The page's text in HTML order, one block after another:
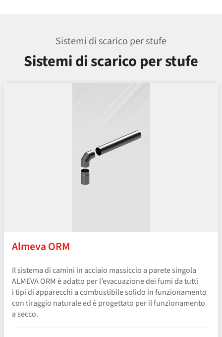
Sistemi di scarico per stufe
Sistemi di scarico per stufe
Almeva ORM
Il sistema di camini in acciaio massiccio a parete singola
ALMEVA ORM è adatto per l’evacuazione dei fumi da tutti
i tipi di apparecchi a combustibile solido in funzionamento
con tiraggio naturale ed è progettato per il funzionamento
a secco.